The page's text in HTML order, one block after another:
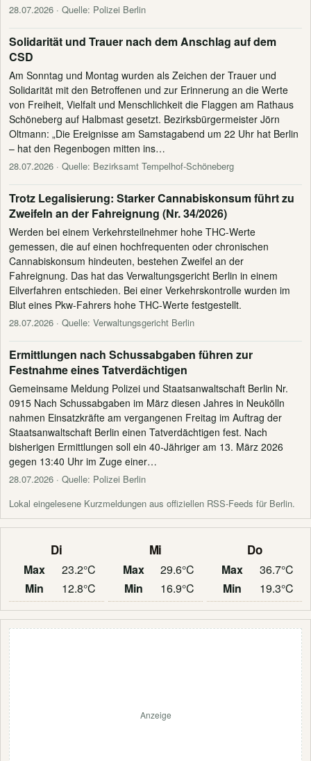
28.07.2026 · Quelle: Polizei Berlin
Solidarität und Trauer nach dem Anschlag auf dem
CSD
Am Sonntag und Montag wurden als Zeichen der Trauer und
Solidarität mit den Betroffenen und zur Erinnerung an die Werte
von Freiheit, Vielfalt und Menschlichkeit die Flaggen am Rathaus
Schöneberg auf Halbmast gesetzt. Bezirksbürgermeister Jörn
Oltmann: „Die Ereignisse am Samstagabend um 22 Uhr hat Berlin
– hat den Regenbogen mitten ins…
28.07.2026 · Quelle: Bezirksamt Tempelhof-Schöneberg
Trotz Legalisierung: Starker Cannabiskonsum führt zu
Zweifeln an der Fahreignung (Nr. 34/2026)
Werden bei einem Verkehrsteilnehmer hohe THC-Werte
gemessen, die auf einen hochfrequenten oder chronischen
Cannabiskonsum hindeuten, bestehen Zweifel an der
Fahreignung. Das hat das Verwaltungsgericht Berlin in einem
Eilverfahren entschieden. Bei einer Verkehrskontrolle wurden im
Blut eines Pkw-Fahrers hohe THC-Werte festgestellt.
28.07.2026 · Quelle: Verwaltungsgericht Berlin
Ermittlungen nach Schussabgaben führen zur
Festnahme eines Tatverdächtigen
Gemeinsame Meldung Polizei und Staatsanwaltschaft Berlin Nr.
0915 Nach Schussabgaben im März diesen Jahres in Neukölln
nahmen Einsatzkräfte am vergangenen Freitag im Auftrag der
Staatsanwaltschaft Berlin einen Tatverdächtigen fest. Nach
bisherigen Ermittlungen soll ein 40-Jähriger am 13. März 2026
gegen 13:40 Uhr im Zuge einer…
28.07.2026 · Quelle: Polizei Berlin
Lokal eingelesene Kurzmeldungen aus offiziellen RSS-Feeds für Berlin.
Di
Max
23.2°C
Min
12.8°C
Mi
Max
29.6°C
Min
16.9°C
Do
Max
36.7°C
Min
19.3°C
Anzeige